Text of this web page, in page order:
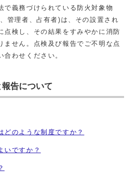
で義務づけられている防火対象物
管理者、占有者)は、その設置され
点検し、その結果をすみやかに消防
ません。点検及び報告でご不明な点
合わせください。
告について
どのような制度ですか？
いですか？